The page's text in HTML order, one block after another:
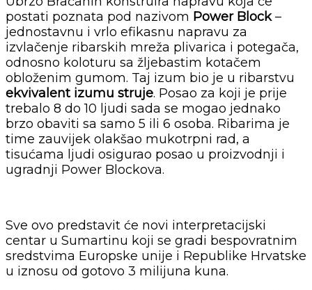
postati poznata pod nazivom Power Block–
jednostavnu i vrlo efikasnu napravu za
izvlačenje ribarskih mreža plivarica i potegača,
odnosno koloturu sa žljebastim kotačem
obloženim gumom. Taj izum bio je u ribarstvu
ekvivalent izumu struje. Posao za koji je prije
trebalo 8 do 10 ljudi sada se mogao jednako
brzo obaviti sa samo 5 ili 6 osoba. Ribarima je
time zauvijek olakšao mukotrpni rad, a
tisućama ljudi osigurao posao u proizvodnji i
ugradnji Power Blockova.
Sve ovo predstavit će novi interpretacijski
centar u Sumartinu koji se gradi bespovratnim
sredstvima Europske unije i Republike Hrvatske
u iznosu od gotovo 3 milijuna kuna.